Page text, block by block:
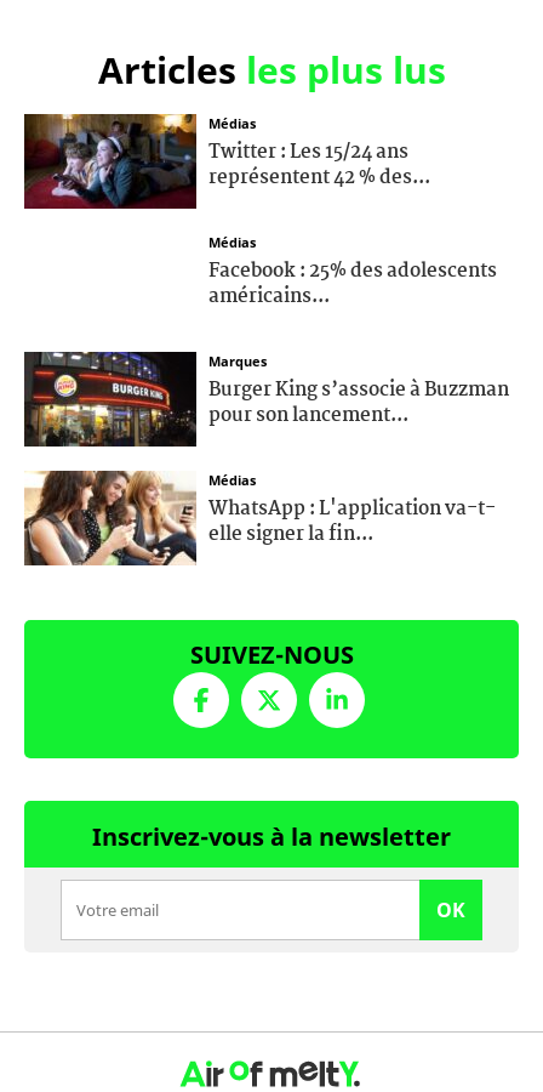
Articles les plus lus
Médias
Twitter : Les 15/24 ans
représentent 42 % des...
Médias
Facebook : 25% des adolescents
américains...
Marques
Burger King s’associe à Buzzman
pour son lancement...
Médias
WhatsApp : L'application va-t-
elle signer la fin...
SUIVEZ-NOUS
Inscrivez-vous à la newsletter
OK